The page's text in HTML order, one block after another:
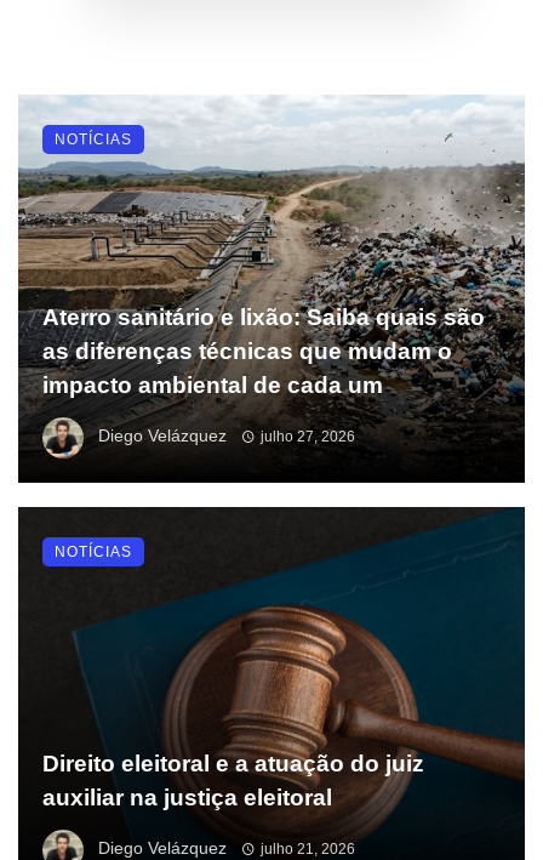
Aterro sanitário e lixão: Saiba quais são
as diferenças técnicas que mudam o
impacto ambiental de cada um
Diego Velázquez julho 27, 2026
NOTÍCIAS
Direito eleitoral e a atuação do juiz
auxiliar na justiça eleitoral
Diego Velázquez julho 21, 2026
NOTÍCIAS